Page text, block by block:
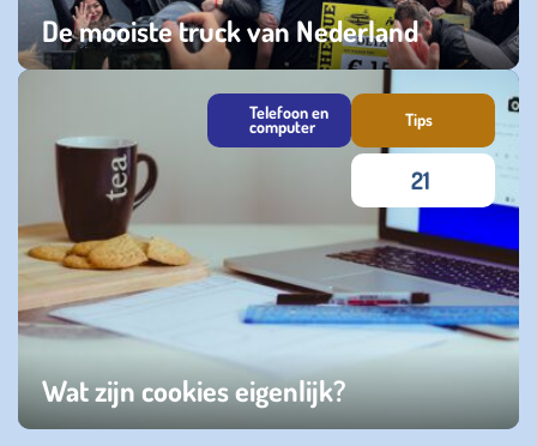
De mooiste truck van Nederland
maandag 31 juli 2023
Wat zijn cookies eigenlijk?
Telefoon en
computer Tips
21